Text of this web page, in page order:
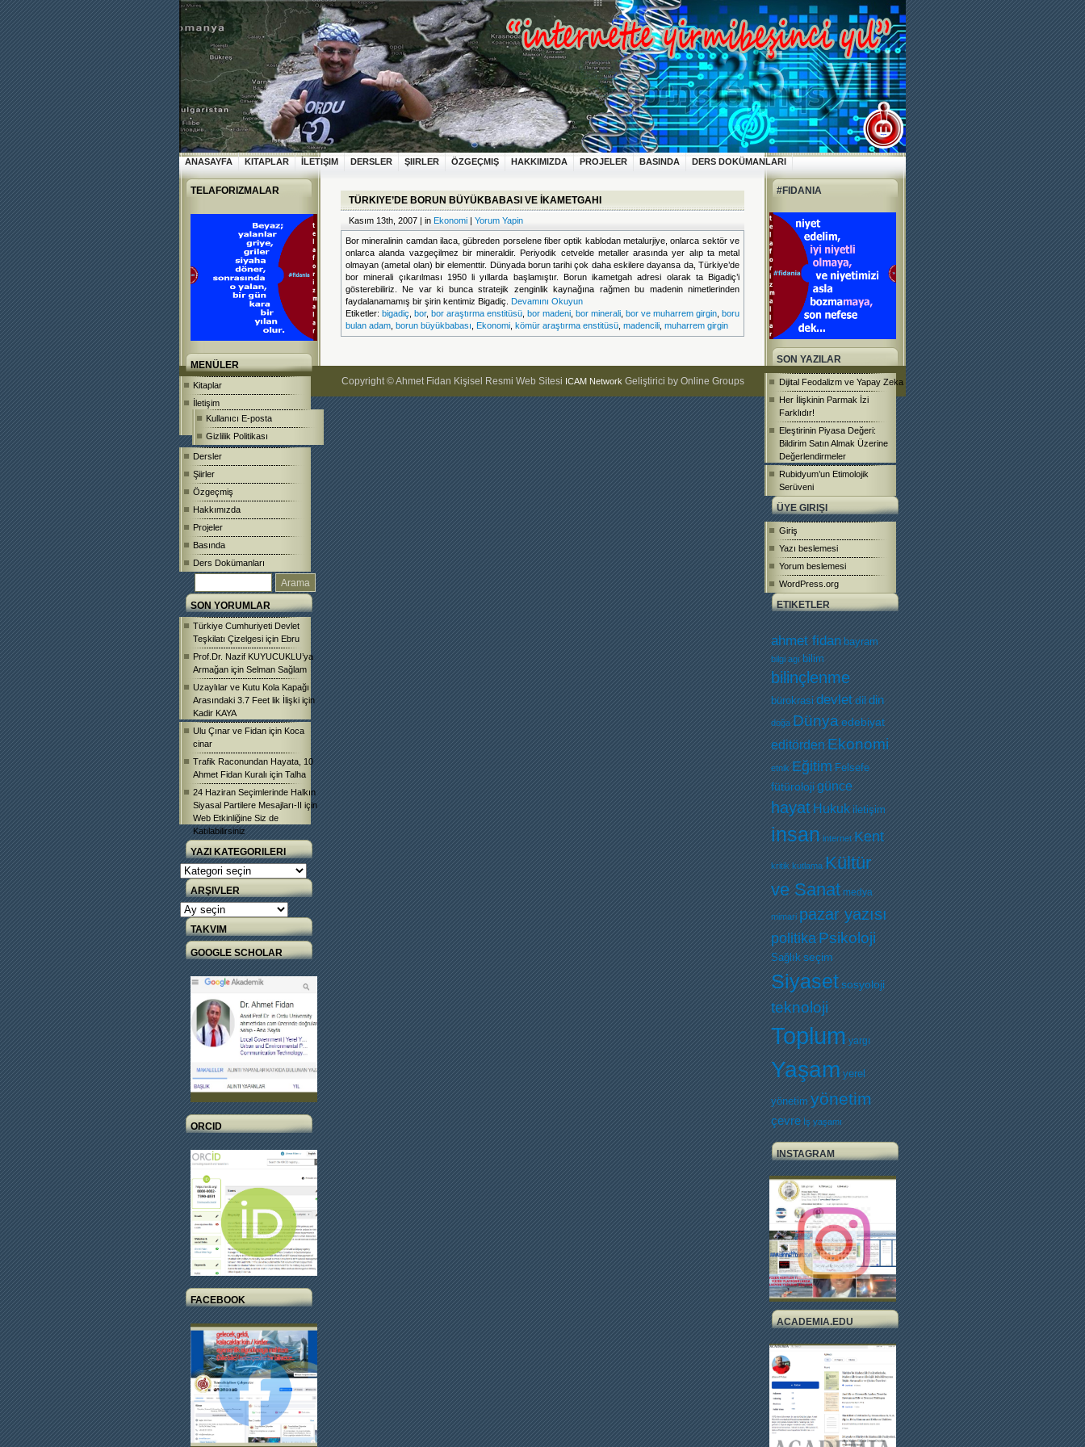
ANASAYFA KITAPLAR İLETIŞIM DERSLER ŞIIRLER ÖZGEÇMIŞ HAKKIMIZDA PROJELER BASINDA DERS DOKÜMANLARI
TELAFORIZMALAR
MENÜLER
Kitaplar
İletişim
Kullanıcı E-posta
Gizlilik Politikası
Dersler
Şiirler
Özgeçmiş
Hakkımızda
Projeler
Basında
Ders Dokümanları
SON YORUMLAR
Türkiye Cumhuriyeti Devlet
Teşkilatı Çizelgesi için Ebru
Prof.Dr. Nazif KUYUCUKLU’ya
Armağan için Selman Sağlam
Uzaylılar ve Kutu Kola Kapağı
Arasındaki 3.7 Feet lik İlişki için
Kadir KAYA
Ulu Çınar ve Fidan için Koca
cinar
Trafik Raconundan Hayata, 10
Ahmet Fidan Kuralı için Talha
24 Haziran Seçimlerinde Halkın
Siyasal Partilere Mesajları-II için
Web Etkinliğine Siz de
Katılabilirsiniz
YAZI KATEGORILERI
Yazı
Kategorileri
ARŞIVLER
Arşivler
TAKVIM
GOOGLE SCHOLAR
ORCID
FACEBOOK
#FIDANIA
SON YAZILAR
Dijital Feodalizm ve Yapay Zeka
Her İlişkinin Parmak İzi
Farklıdır!
Eleştirinin Piyasa Değeri:
Bildirim Satın Almak Üzerine
Değerlendirmeler
Rubidyum’un Etimolojik
Serüveni
ÜYE GIRIŞI
Giriş
Yazı beslemesi
Yorum beslemesi
WordPress.org
ETIKETLER
ahmet fidan bayram
bilgi agı bilim
bilinçlenme
bürokrasi devletdildin
doğa Dünya edebiyat
editörden Ekonomi
etnik Eğitim Felsefe
fütürolojigünce
hayatHukuk iletişim
insan internet Kent
kritik kutlama Kültür
ve Sanat medya
mimari pazar yazısı
politikaPsikoloji
Sağlık seçim
Siyasetsosyoloji
teknoloji
Toplum yargı
Yaşam yerel
yönetim yönetim
çevre İş yaşamı
INSTAGRAM
ACADEMIA.EDU
TÜRKIYE’DE BORUN BÜYÜKBABASI VE İKAMETGAHI
Kasım 13th, 2007 | in Ekonomi | Yorum Yapin
Bor mineralinin camdan ilaca, gübreden porselene fiber optik kablodan metalurjiye, onlarca sektör ve
onlarca alanda vazgeçilmez bir mineraldir. Periyodik cetvelde metaller arasında yer alıp ta metal
olmayan (ametal olan) bir elementtir. Dünyada borun tarihi çok daha eskilere dayansa da, Türkiye’de
bor minerali çıkarılması 1950 li yıllarda başlamıştır. Borun ikametgah adresi olarak ta Bigadiç’i
gösterebiliriz. Ne var ki bunca stratejik zenginlik kaynağına rağmen bu madenin nimetlerinden
faydalanamamış bir şirin kentimiz Bigadiç. Devamını Okuyun
Etiketler: bigadiç bor, bor araştırma enstitüsü bor madeni bor minerali bor ve muharrem girgin boru
bulan adam borun büyükbabası Ekonomi kömür araştırma enstitüsü madencili muharrem girgin
Copyright © Ahmet Fidan Kişisel Resmi Web Sitesi ICAM NetworkGeliştirici by Online Groups